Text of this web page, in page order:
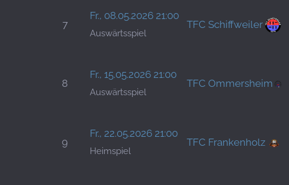
7
Fr., 08.05.2026 21:00
Auswärtsspiel
TFC Schiffweiler
8
Fr., 15.05.2026 21:00
Auswärtsspiel
TFC Ommersheim
9
Fr., 22.05.2026 21:00
Heimspiel
TFC Frankenholz